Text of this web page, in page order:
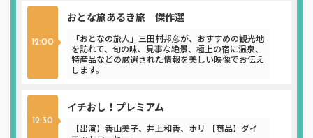
12:00
おとな旅あるき旅 傑作選
「おとなの旅人」三田村邦彦が、おすすめの観光地
を訪れて、旬の味、見事な絶景、極上の宿に温泉、
特産品などの厳選された情報を美しい映像でお伝え
します。
12:30
イチおし！プレミアム
【出演】香山美子、井上和香、ホリ 【商品】ダイ